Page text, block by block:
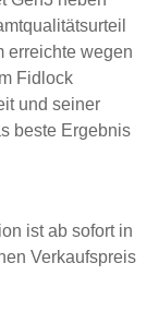
erreichte wegen
Fidlock
und seiner
beste Ergebnis
ist ab sofort in
Verkaufspreis